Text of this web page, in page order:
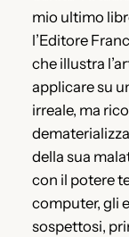
mio ultimo
l’Editore
che illustra
applicare su
irreale, ma
della sua
con il potere
computer, gli
sospettosi,